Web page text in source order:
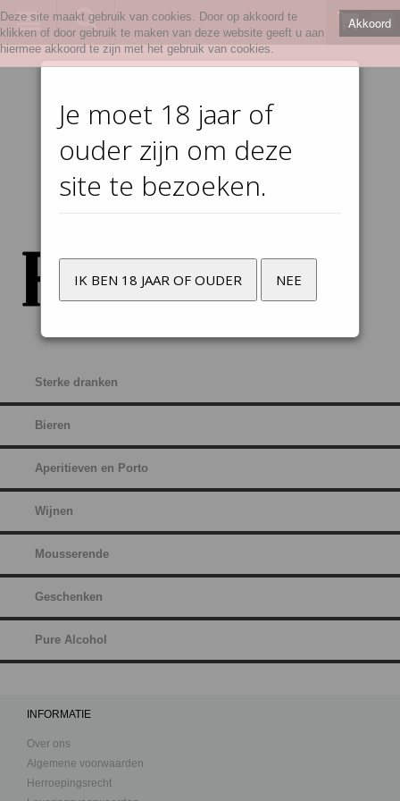
0
Sterke dranken
Bieren
Aperitieven en Porto
Wijnen
Mousserende
Geschenken
Pure Alcohol
Je moet 18 jaar of
ouder zijn om deze
site te bezoeken.
IK BEN 18 JAAR OF OUDER NEE
INFORMATIE
Over ons
Algemene voorwaarden
Herroepingsrecht
Akkoord
Deze site maakt gebruik van cookies. Door op akkoord te
klikken of door gebruik te maken van deze website geeft u aan
hiermee akkoord te zijn met het gebruik van cookies.